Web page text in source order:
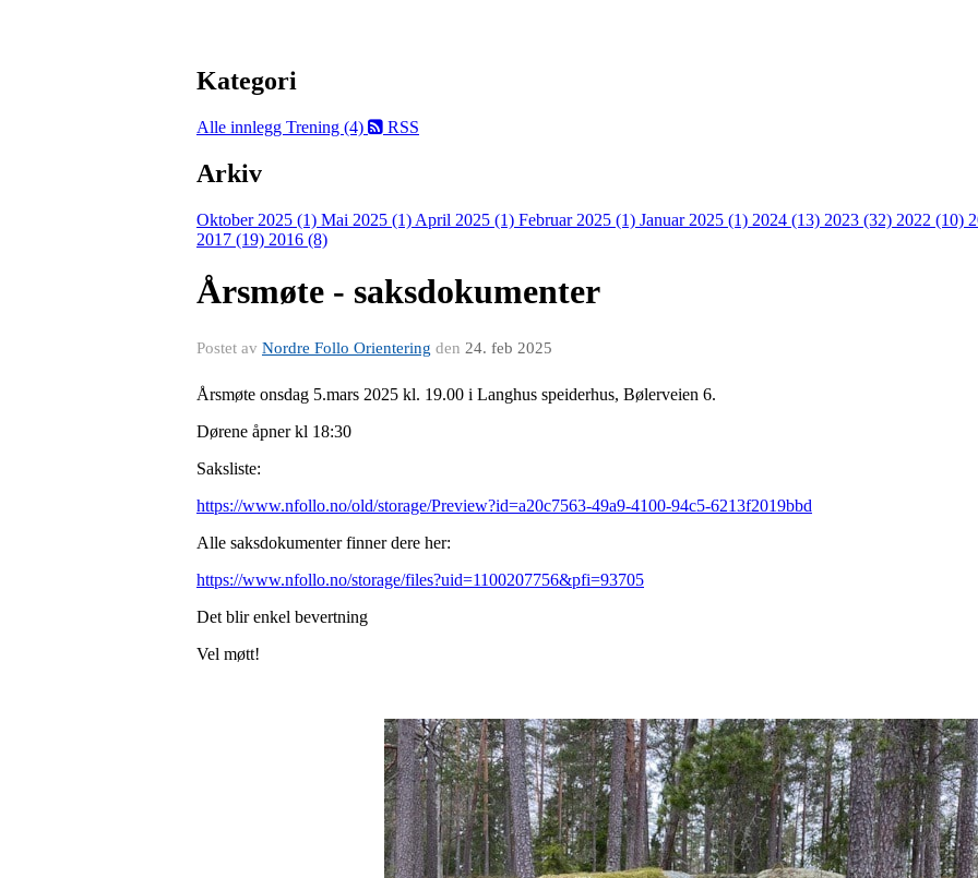
Kategori
Alle innlegg Trening (4) RSS
Arkiv
Oktober 2025 (1) Mai 2025 (1) April 2025 (1) Februar 2025 (1) Januar 2025 (1) 2024 (13) 2023 (32) 2022 (10)
2017 (19) 2016 (8)
Årsmøte - saksdokumenter
Postet av Nordre Follo Orientering den 24. feb 2025
Årsmøte onsdag 5.mars 2025 kl. 19.00 i Langhus speiderhus, Bølerveien 6.
Dørene åpner kl 18:30
Saksliste:
https://www.nfollo.no/old/storage/Preview?id=a20c7563-49a9-4100-94c5-6213f2019bbd
Alle saksdokumenter finner dere her:
https://www.nfollo.no/storage/files?uid=1100207756&pfi=93705
Det blir enkel bevertning
Vel møtt!